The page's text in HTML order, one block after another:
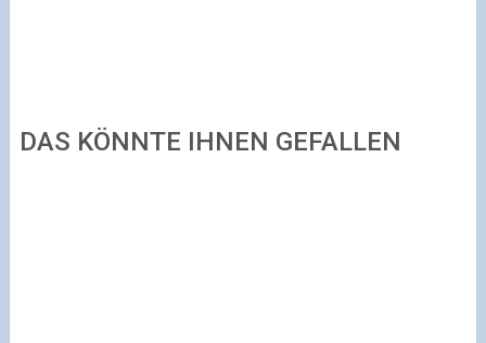
DAS KÖNNTE IHNEN GEFALLEN